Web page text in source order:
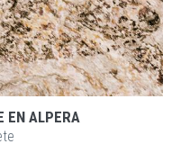
EN ALPERA